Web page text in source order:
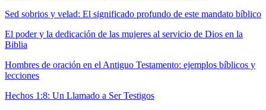
Sed sobrios y velad: El significado profundo de este mandato bíblico
El poder y la dedicación de las mujeres al servicio de Dios en la
Biblia
Hombres de oración en el Antiguo Testamento: ejemplos bíblicos y
lecciones
Hechos 1:8: Un Llamado a Ser Testigos